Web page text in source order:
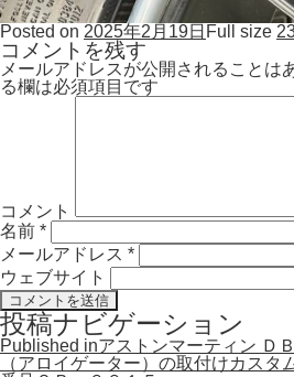
Posted on 2025年2月19日 Full size
コメントを残す
メールアドレスが公開されることは
る欄は必須項目です
コメント
名前 *
メールアドレス *
ウェブサイト
投稿ナビゲーション
Published inアストンマーティン Ｄ
（アロイゲーター）の取付けカスタ